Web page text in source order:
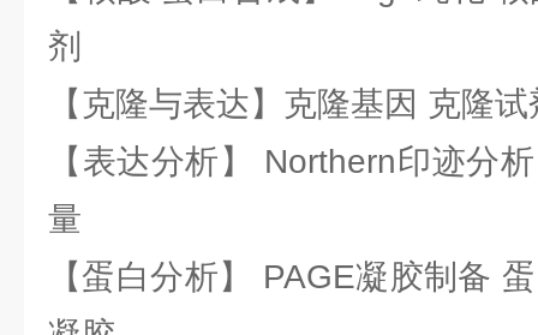
剂
【克隆与表达】克隆基因 克隆
【表达分析】 Northern印迹分
量
【蛋白分析】 PAGE凝胶制备